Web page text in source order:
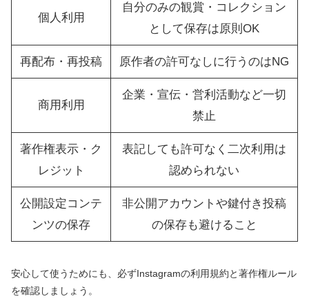
個人利用
自分のみの観賞・コレクション
として保存は原則OK
再配布・再投稿 原作者の許可なしに行うのはNG
商用利用
企業・宣伝・営利活動など一切
禁止
著作権表示・ク
レジット
表記しても許可なく二次利用は
認められない
公開設定コンテ
ンツの保存
非公開アカウントや鍵付き投稿
の保存も避けること
安心して使うためにも、必ずInstagramの利用規約と著作権ルール
を確認しましょう。